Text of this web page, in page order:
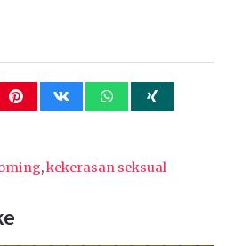
,kekerasan seksual